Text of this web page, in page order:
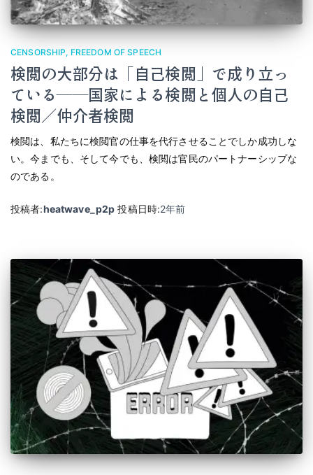
CENSORSHIP FREEDOM OF SPEECH
検閲の大部分は「自己検閲」で成り立っ
ている――国家による検閲と個人の自己
検閲／仲介者検閲
検閲は、私たちに検閲官の仕事を代行させることでしか成功しな
い。今までも、そして今でも、検閲は官民のパートナーシップな
のである。
投稿者:heatwave_p2p 投稿日時:2年前